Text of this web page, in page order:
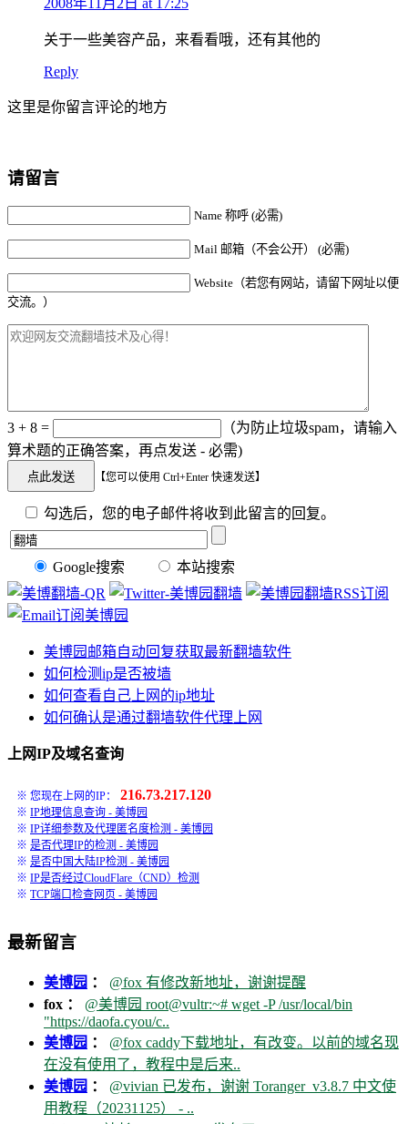
关于一些美容产品，来看看哦，还有其他的
Reply
这里是你留言评论的地方
请留言
Name 称呼 (必需)
Mail 邮箱（不会公开） (必需)
Website（若您有网站，请留下网址以便
交流。）
3 + 8 =
（为防止垃圾spam，请输入
算术题的正确答案，再点发送 - 必需)
【您可以使用 Ctrl+Enter 快速发送】
勾选后，您的电子邮件将收到此留言的回复。
Google搜索 本站搜索
美博园邮箱自动回复获取最新翻墙软件
如何检测ip是否被墙
如何查看自己上网的ip地址
如何确认是通过翻墙软件代理上网
上网IP及域名查询
※ 您现在上网的IP： 216.73.217.120
※ IP地理信息查询 - 美博园
※ IP详细参数及代理匿名度检测 - 美博园
※ 是否代理IP的检测 - 美博园
※ 是否中国大陆IP检测 - 美博园
※ IP是否经过CloudFlare（CND）检测
※ TCP端口检查网页 - 美博园
最新留言
美博园 ： @fox 有修改新地址，谢谢提醒
fox ： @美博园 root@vultr:~# wget -P /usr/local/bin
"https://daofa.cyou/c..
美博园 ： @fox caddy下载地址，有改变。以前的域名现
在没有使用了，教程中是后来..
美博园 ： @vivian 已发布，谢谢 Toranger_v3.8.7 中文使
用教程（20231125） - ..